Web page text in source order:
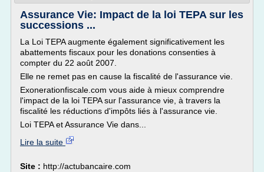
Assurance Vie: Impact de la loi TEPA sur les
successions ...
La Loi TEPA augmente également significativement les
abattements fiscaux pour les donations consenties à
compter du 22 août 2007.
Elle ne remet pas en cause la fiscalité de l'assurance vie.
Exonerationfiscale.com vous aide à mieux comprendre
l'impact de la loi TEPA sur l'assurance vie, à travers la
fiscalité les réductions d'impôts liés à l'assurance vie.
Loi TEPA et Assurance Vie dans...
Lire la suite
Site : http://actubancaire.com